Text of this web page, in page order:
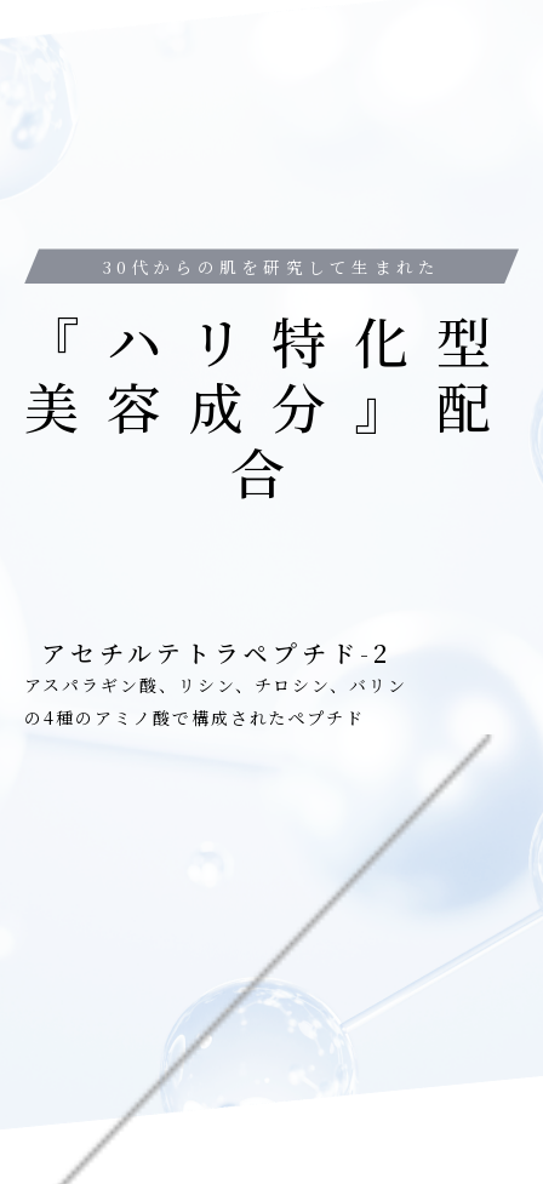
30代からの肌を研究して生まれた
『ハリ特化型
美容成分』配
合
アセチルテトラペプチド-2
アスパラギン酸、リシン、チロシン、バリン
の4種のアミノ酸で構成されたペプチド